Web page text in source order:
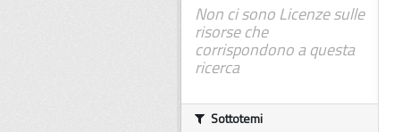
Non ci sono Licenze sulle
risorse che
corrispondono a questa
ricerca
Sottotemi